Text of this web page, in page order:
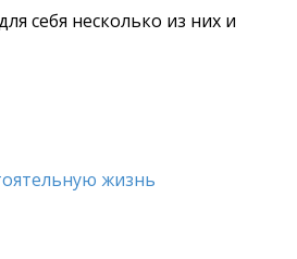
себя несколько из них и
жизнь